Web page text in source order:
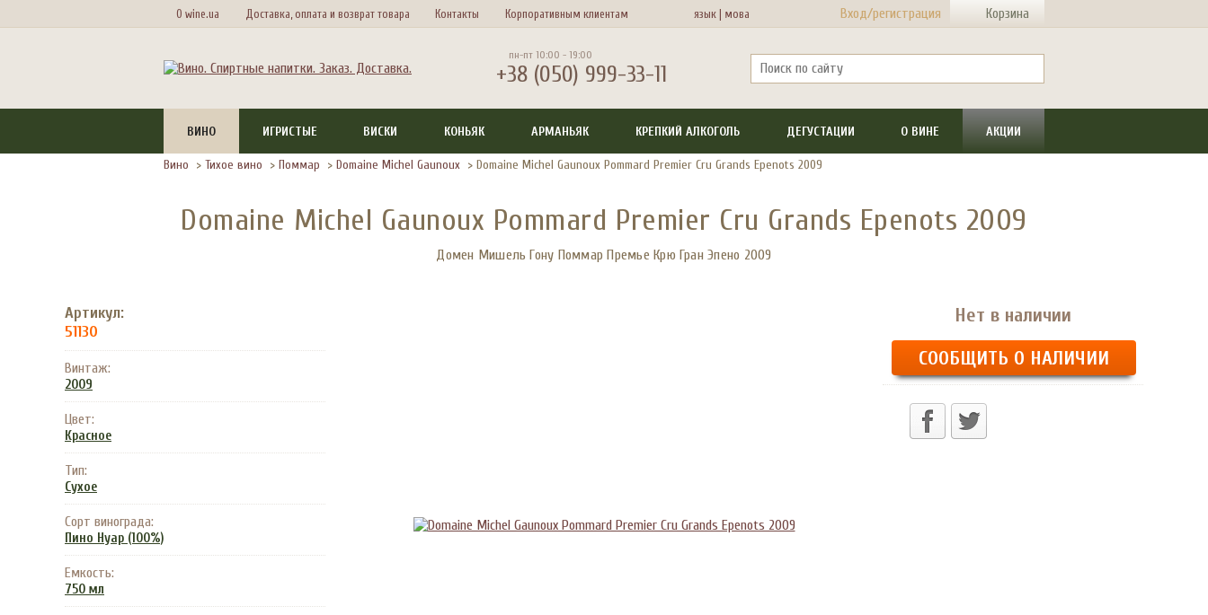
О wine.ua Доставка, оплата и возврат товара Контакты Корпоративным клиентам язык |мова Вход/регистрация Корзина
пн-пт 10:00 - 19:00
+38 (050) 999-33-11
ВИНО ИГРИСТЫЕ ВИСКИ КОНЬЯК АРМАНЬЯК КРЕПКИЙ АЛКОГОЛЬ ДЕГУСТАЦИИ О ВИНЕ АКЦИИ
Вино > Тихое вино > Поммар > Domaine Michel Gaunoux > Domaine Michel Gaunoux Pommard Premier Cru Grands Epenots 2009
Domaine Michel Gaunoux Pommard Premier Cru Grands Epenots 2009
Домен Мишель Гону Поммар Премье Крю Гран Эпено 2009
Нет в наличии
СООБЩИТЬ О НАЛИЧИИ
Артикул:
51130
Винтаж:
2009
Цвет:
Красное
Тип:
Сухое
Сорт винограда:
Пино Нуар (100%)
Емкость:
750 мл